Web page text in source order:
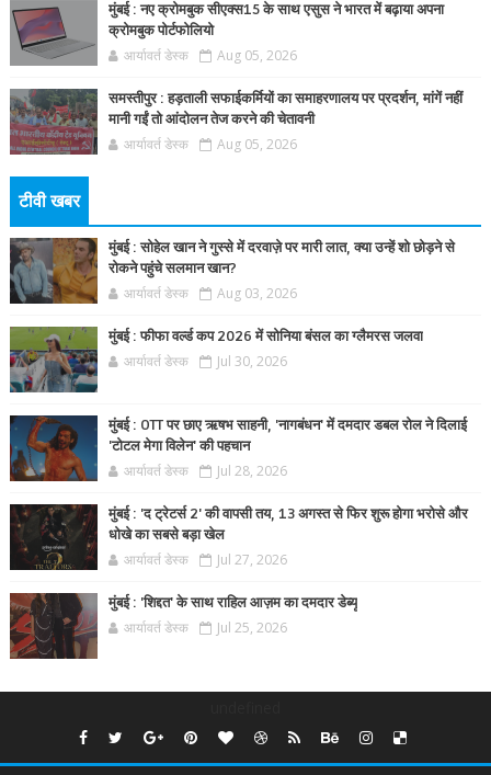
मुंबई : नए क्रोमबुक सीएक्स15 के साथ एसुस ने भारत में बढ़ाया अपना
क्रोमबुक पोर्टफोलियो
आर्यावर्त डेस्क Aug 05, 2026
समस्तीपुर : हड़ताली सफाईकर्मियों का समाहरणालय पर प्रदर्शन, मांगें नहीं
मानी गईं तो आंदोलन तेज करने की चेतावनी
आर्यावर्त डेस्क Aug 05, 2026
टीवी खबर
मुंबई : सोहेल खान ने गुस्से में दरवाज़े पर मारी लात, क्या उन्हें शो छोड़ने से
रोकने पहुंचे सलमान खान?
आर्यावर्त डेस्क Aug 03, 2026
मुंबई : फीफा वर्ल्ड कप 2026 में सोनिया बंसल का ग्लैमरस जलवा
आर्यावर्त डेस्क Jul 30, 2026
मुंबई : OTT पर छाए ऋषभ साहनी, 'नागबंधन' में दमदार डबल रोल ने दिलाई
'टोटल मेगा विलेन' की पहचान
आर्यावर्त डेस्क Jul 28, 2026
मुंबई : 'द ट्रेटर्स 2' की वापसी तय, 13 अगस्त से फिर शुरू होगा भरोसे और
धोखे का सबसे बड़ा खेल
आर्यावर्त डेस्क Jul 27, 2026
मुंबई : 'शिद्दत' के साथ राहिल आज़म का दमदार डेब्यू
आर्यावर्त डेस्क Jul 25, 2026